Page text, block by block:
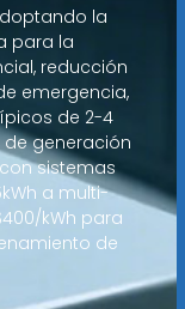
la
para la
reducción
emergencia,
de 2-4
generación
sistemas
a multi-
kWh para
de